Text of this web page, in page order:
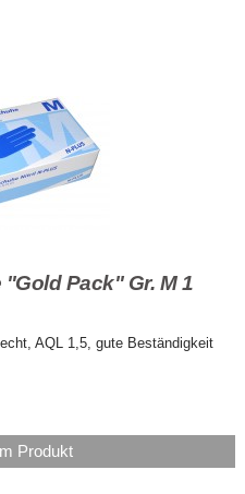
Pack" Gr. M 1
AQL 1,5, gute Beständigkeit
Produkt